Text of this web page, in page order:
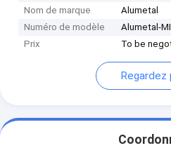
Nom de marque
Alumetal
Numéro de modèle
Alumetal-
Prix
To be
Regardez